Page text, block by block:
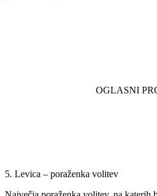
5. Levica – poraženka volitev